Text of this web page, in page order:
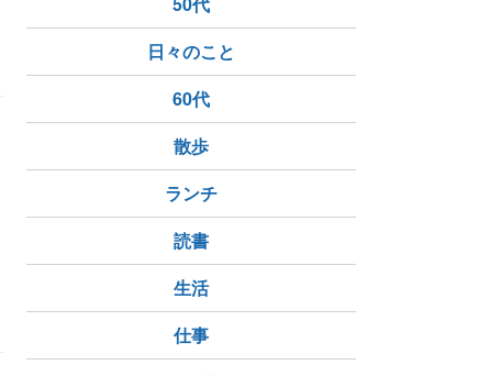
日々のこと
60代
散歩
ランチ
読書
生活
仕事